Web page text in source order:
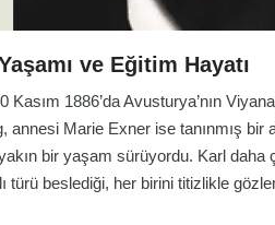
ve Eğitim Hayatı
Kasım 1886’da Avusturya’nın
Marie Exner ise tanınmış bir
bir yaşam sürüyordu. Karl
türü beslediği, her birini titizlikle